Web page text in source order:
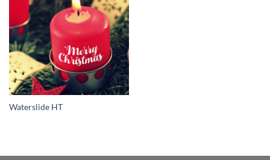
zur
Wunschliste
hinzufügen
Waterslide HT